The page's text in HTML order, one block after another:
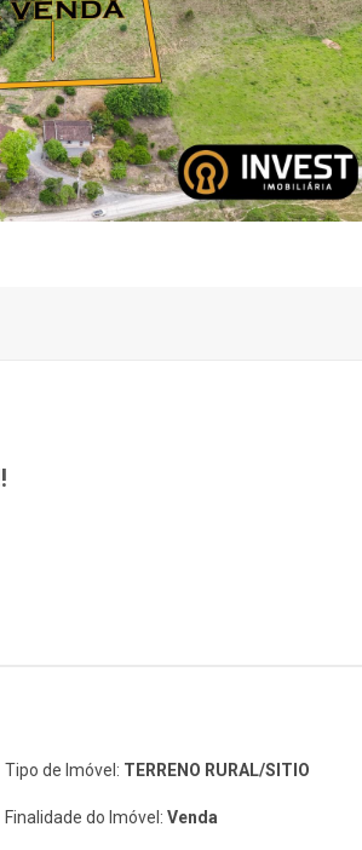
Tipo de Imóvel: TERRENO RURAL/SITIO
Finalidade do Imóvel: Venda